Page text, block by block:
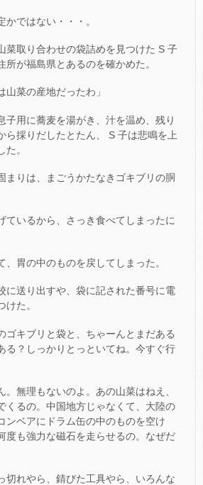
ではない・・・。
菜取り合わせの袋詰めを見つけた S 子
所が福島県とあるのを確かめた。
山菜の産地だったわ」
子用に蕎麦を湯がき、汁を温め、残り
ら採りだしたとたん、 S 子は悲鳴を上
。
まりは、まごうかたなきゴキブリの胴
ているから、さっき食べてしまったに
、胃の中のものを戻してしまった。
に送り出すや、袋に記された番号に電
た。
ゴキブリと袋と、ちゃーんとまだある
る？しっかりとっといてね。今すぐ行
。無理もないのよ。あの山菜はねえ、
くるの。中国地方じゃなくて、大陸の
ンベアにドラム缶の中のものを空け
度も強力な磁石を走らせるの。なぜだ
切れやら、錆びた工具やら、いろんな